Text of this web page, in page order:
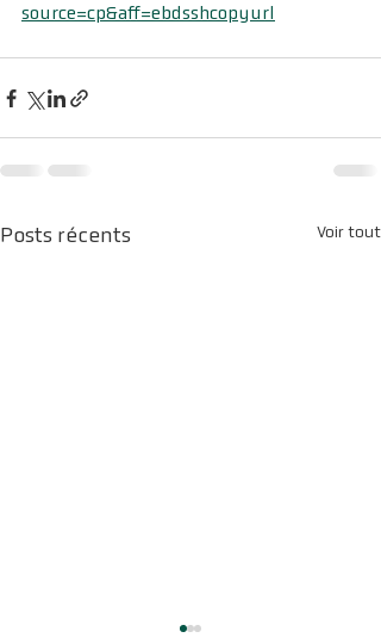
source=cp&aff=ebdsshcopyurl
Posts récents Voir tout